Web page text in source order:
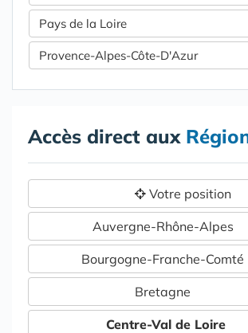
Pays de la Loire
Provence-Alpes-Côte-D'Azur
Accès direct aux
Votre position
Auvergne-Rhône-Alpes
Bourgogne-Franche-Comté
Bretagne
Centre-Val de Loire